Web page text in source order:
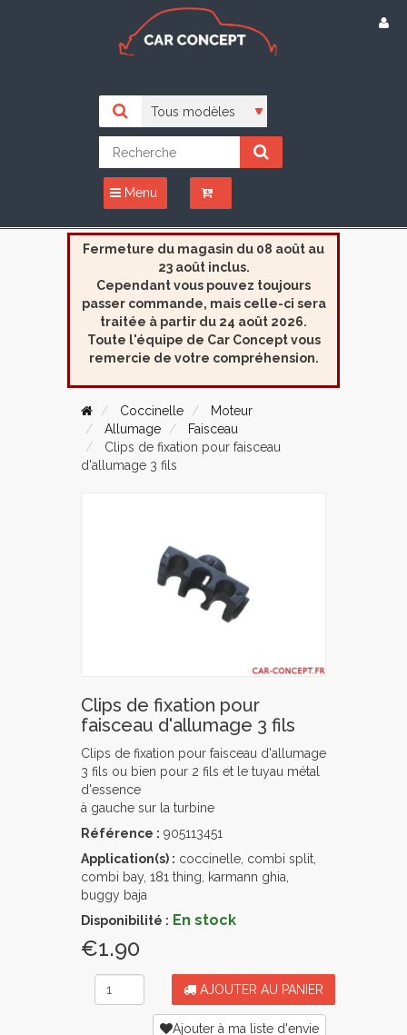
Menu
Fermeture du magasin du 08 août au
23 août inclus.
Cependant vous pouvez toujours
passer commande, mais celle-ci sera
traitée à partir du 24 août 2026.
Toute l'équipe de Car Concept vous
remercie de votre compréhension.
Coccinelle
Moteur
Allumage
Faisceau
Clips de fixation pour faisceau
d'allumage 3 fils
Clips de fixation pour
faisceau d'allumage 3 fils
Clips de fixation pour faisceau d'allumage
3 fils ou bien pour 2 fils et le tuyau métal
d'essence
à gauche sur la turbine
Référence : 905113451
Application(s) : coccinelle, combi split,
combi bay, 181 thing, karmann ghia,
buggy baja
Disponibilité : En stock
€1.90
AJOUTER AU PANIER
Ajouter à ma liste d'envie